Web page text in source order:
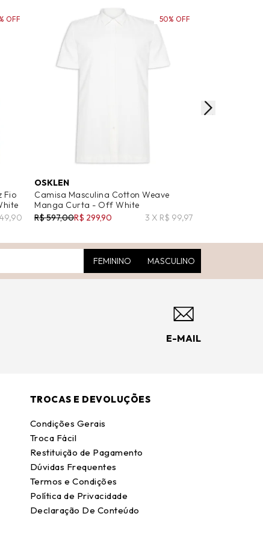
Fio
OFF
OSKLEN
Camisa Masculina Cotton Weave
Manga Curta - Off White
R$ 597,00R$ 299,90 3 X R$ 99,97
50% OFF
FEMININO MASCULINO
E-MAIL
TROCAS E DEVOLUÇÕES
Condições Gerais
Troca Fácil
Restituição de Pagamento
Dúvidas Frequentes
Termos e Condições
Política de Privacidade
Declaração De Conteúdo